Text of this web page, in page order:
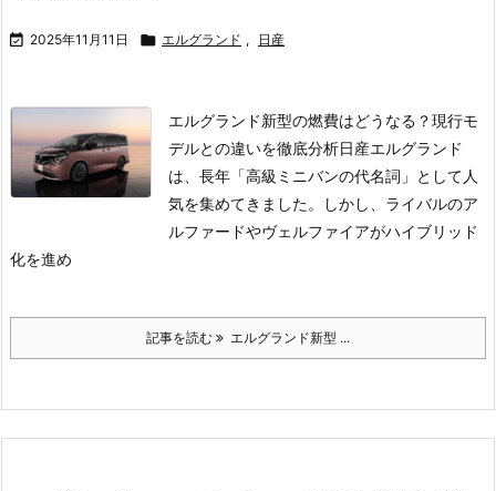
 2025年11月11日  エルグランド , 日産
エルグランド新型の燃費はどうなる？現行モ
デルとの違いを徹底分析日産エルグランド
は、長年「高級ミニバンの代名詞」として人
気を集めてきました。しかし、ライバルのア
ルファードやヴェルファイアがハイブリッド
化を進め
記事を読む エルグランド新型 ...